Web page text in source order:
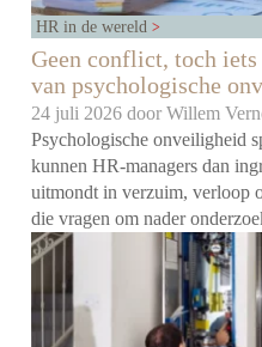
HR in de wereld
Geen conflict, toch
van psychologische
24 juli 2026 doorWillem
Psychologische onveiligheid
kunnen HR-managers dan
uitmondt in verzuim, verloop
die vragen om nader